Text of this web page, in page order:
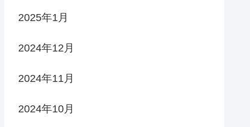
2025年1月
2024年12月
2024年11月
2024年10月